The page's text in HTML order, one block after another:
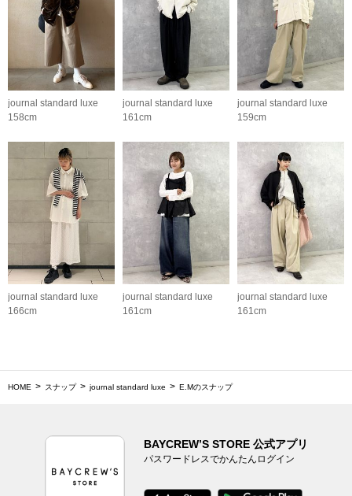
journal standard luxe
158cm
journal standard luxe
161cm
journal standard luxe
159cm
journal standard luxe
166cm
journal standard luxe
161cm
journal standard luxe
161cm
HOME スナップ journal standard luxe E.Mのスナップ
BAYCREW’S STORE 公式アプリ
パスワードレスでかんたんログイン